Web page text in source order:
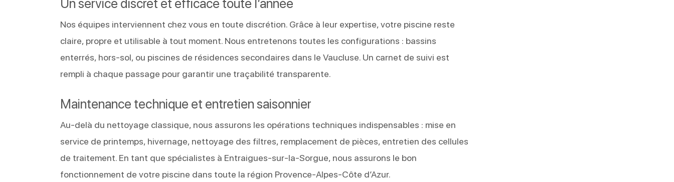
Un service discret et efficace toute l’année
Nos équipes interviennent chez vous en toute discrétion. Grâce à leur expertise, votre piscine reste
claire, propre et utilisable à tout moment. Nous entretenons toutes les configurations : bassins
enterrés, hors-sol, ou piscines de résidences secondaires dans le Vaucluse. Un carnet de suivi est
rempli à chaque passage pour garantir une traçabilité transparente.
Maintenance technique et entretien saisonnier
Au-delà du nettoyage classique, nous assurons les opérations techniques indispensables : mise en
service de printemps, hivernage, nettoyage des filtres, remplacement de pièces, entretien des cellules
de traitement. En tant que spécialistes à Entraigues-sur-la-Sorgue, nous assurons le bon
fonctionnement de votre piscine dans toute la région Provence-Alpes-Côte d’Azur.